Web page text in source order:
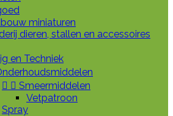
miniaturen
dieren, stallen en accessoires
en Techniek
  Smeermiddelen
Vetpatroon
Spray